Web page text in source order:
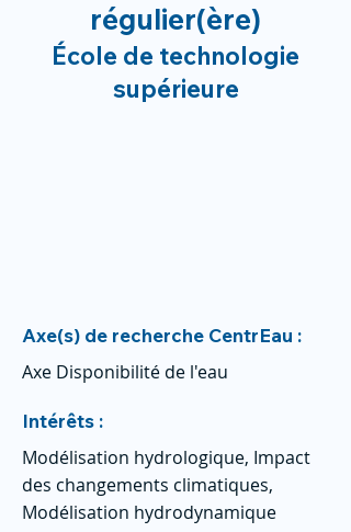
régulier(ère)
École de technologie
supérieure
Axe(s) de recherche CentrEau :
Axe Disponibilité de l'eau
Intérêts :
Modélisation hydrologique, Impact
des changements climatiques,
Modélisation hydrodynamique